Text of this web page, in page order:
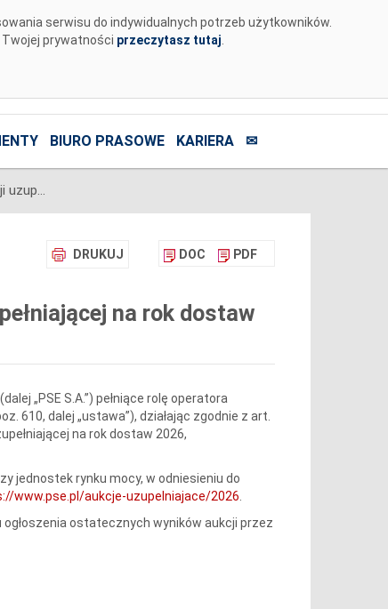
serwisu do indywidualnych potrzeb użytkowników.
prywatności przeczytasz tutaj
BIURO PRASOWE KARIERA ✉
Ogłoszenie wstępnych wyników aukcji uzupełniającej na rok dostaw 2026
DRUKUJ DOC PDF
na rok dostaw
„PSE S.A.”) pełniące rolę operatora
610, dalej „ustawa”), działając zgodnie z art.
na rok dostaw 2026,
jednostek rynku mocy, w odniesieniu do
www.pse.pl/aukcje-uzupelniajace/2026
ostatecznych wyników aukcji przez